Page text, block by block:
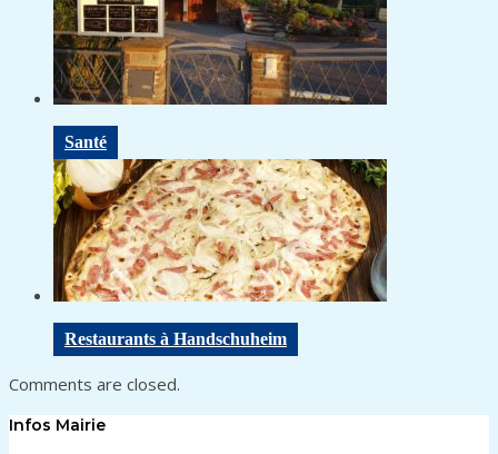
Santé
Restaurants à Handschuheim
Comments are closed.
Infos Mairie